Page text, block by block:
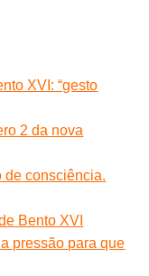
XVI: “gesto
2 da nova
de consciência.
Bento XVI
pressão para que